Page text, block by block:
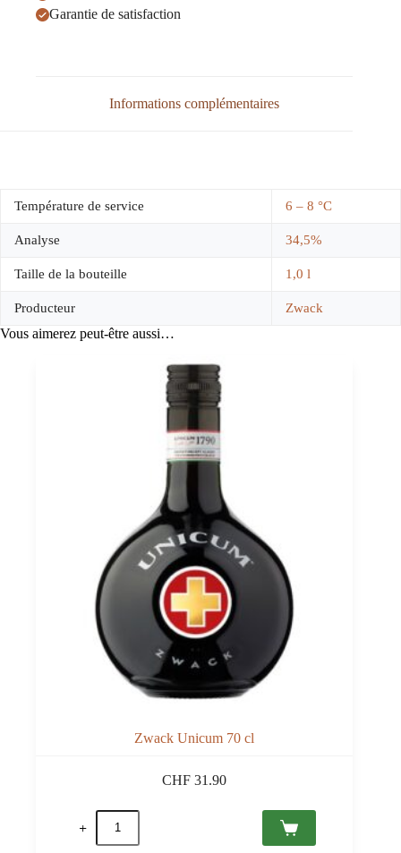
Garantie de satisfaction
Informations complémentaires
Température de service 6 – 8 °C
Analyse 34,5%
Taille de la bouteille 1,0 l
Producteur Zwack
Vous aimerez peut-être aussi…
Zwack Unicum 70 cl
CHF 31.90
quantité
Zwack